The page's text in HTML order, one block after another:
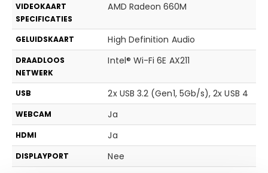
VIDEOKAART
SPECIFICATIES
AMD Radeon 660M
GELUIDSKAART High Definition Audio
DRAADLOOS
NETWERK
Intel® Wi-Fi 6E AX211
USB 2x USB 3.2 (Gen1, 5Gb/s), 2x USB 4
WEBCAM Ja
HDMI Ja
DISPLAYPORT Nee